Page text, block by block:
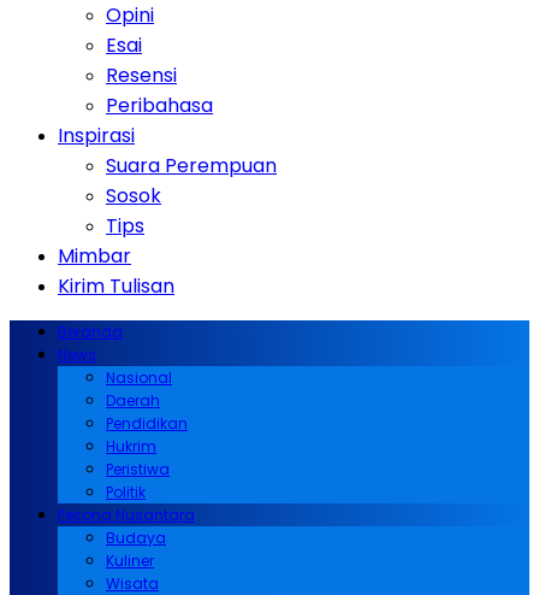
Opini
Esai
Resensi
Peribahasa
Inspirasi
Suara Perempuan
Sosok
Tips
Mimbar
Kirim Tulisan
Beranda
News
Nasional
Daerah
Pendidikan
Hukrim
Peristiwa
Politik
Pesona Nusantara
Budaya
Kuliner
Wisata